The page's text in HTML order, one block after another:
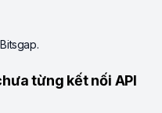
từng kết nối API